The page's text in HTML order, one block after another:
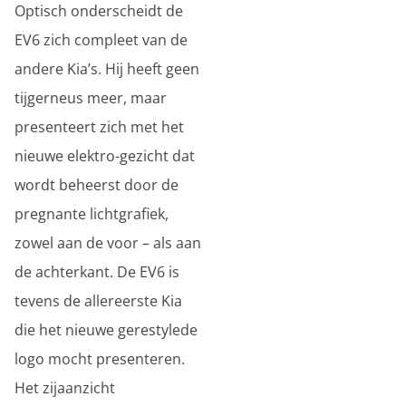
Optisch onderscheidt de
EV6 zich compleet van de
andere Kia’s. Hij heeft geen
tijgerneus meer, maar
presenteert zich met het
nieuwe elektro-gezicht dat
wordt beheerst door de
pregnante lichtgrafiek,
zowel aan de voor – als aan
de achterkant. De EV6 is
tevens de allereerste Kia
die het nieuwe gerestylede
logo mocht presenteren.
Het zijaanzicht